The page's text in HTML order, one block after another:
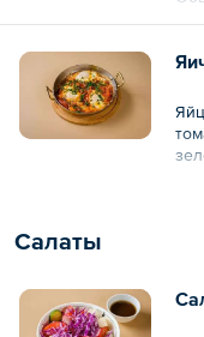
Салаты